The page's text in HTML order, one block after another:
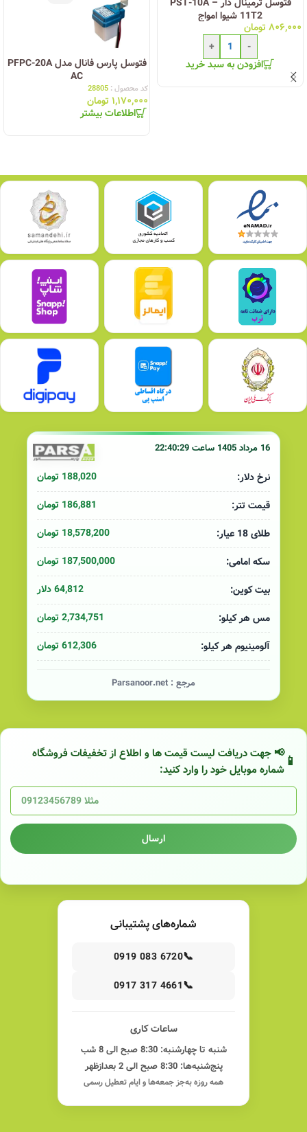
11T2 شیوا امواج
۸۰۶,۰۰۰تومان
-
+
افزودن به سبد خرید
فتوسل پارس فانال مدل PFPC-20A
AC
کد محصول : 28805
۱,۱۷۰,۰۰۰ تومان
اطلاعات بیشتر
16 مرداد 1405 ساعت 22:40:29
نرخ دلار:
188,020 تومان
قیمت تتر:
186,881 تومان
طلای 18 عیار:
18,578,200 تومان
سکه امامی:
187,500,000 تومان
بیت کوین:
64,812 دلار
مس هر کیلو:
2,734,751 تومان
آلومینیوم هر کیلو:
612,306 تومان
مرجع : Parsanoor.net
📢 جهت دریافت لیست قیمت ها و اطلاع از تخفیفات فروشگاه
شماره موبایل خود را وارد کنید:
ارسال
شماره‌های پشتیبانی
📞
0919 083 6720
📞
0917 317 4661
ساعات کاری
شنبه تا چهارشنبه: 8:30 صبح الی 8 شب
پنج‌شنبه‌ها: 8:30 صبح الی 2 بعدازظهر
همه روزه به‌جز جمعه‌ها و ایام تعطیل رسمی